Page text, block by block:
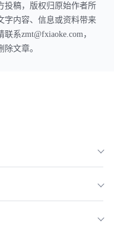
投稿，版权归原始作者所
字内容、信息或资料带来
系zmt@fxiaoke.com，
文章。